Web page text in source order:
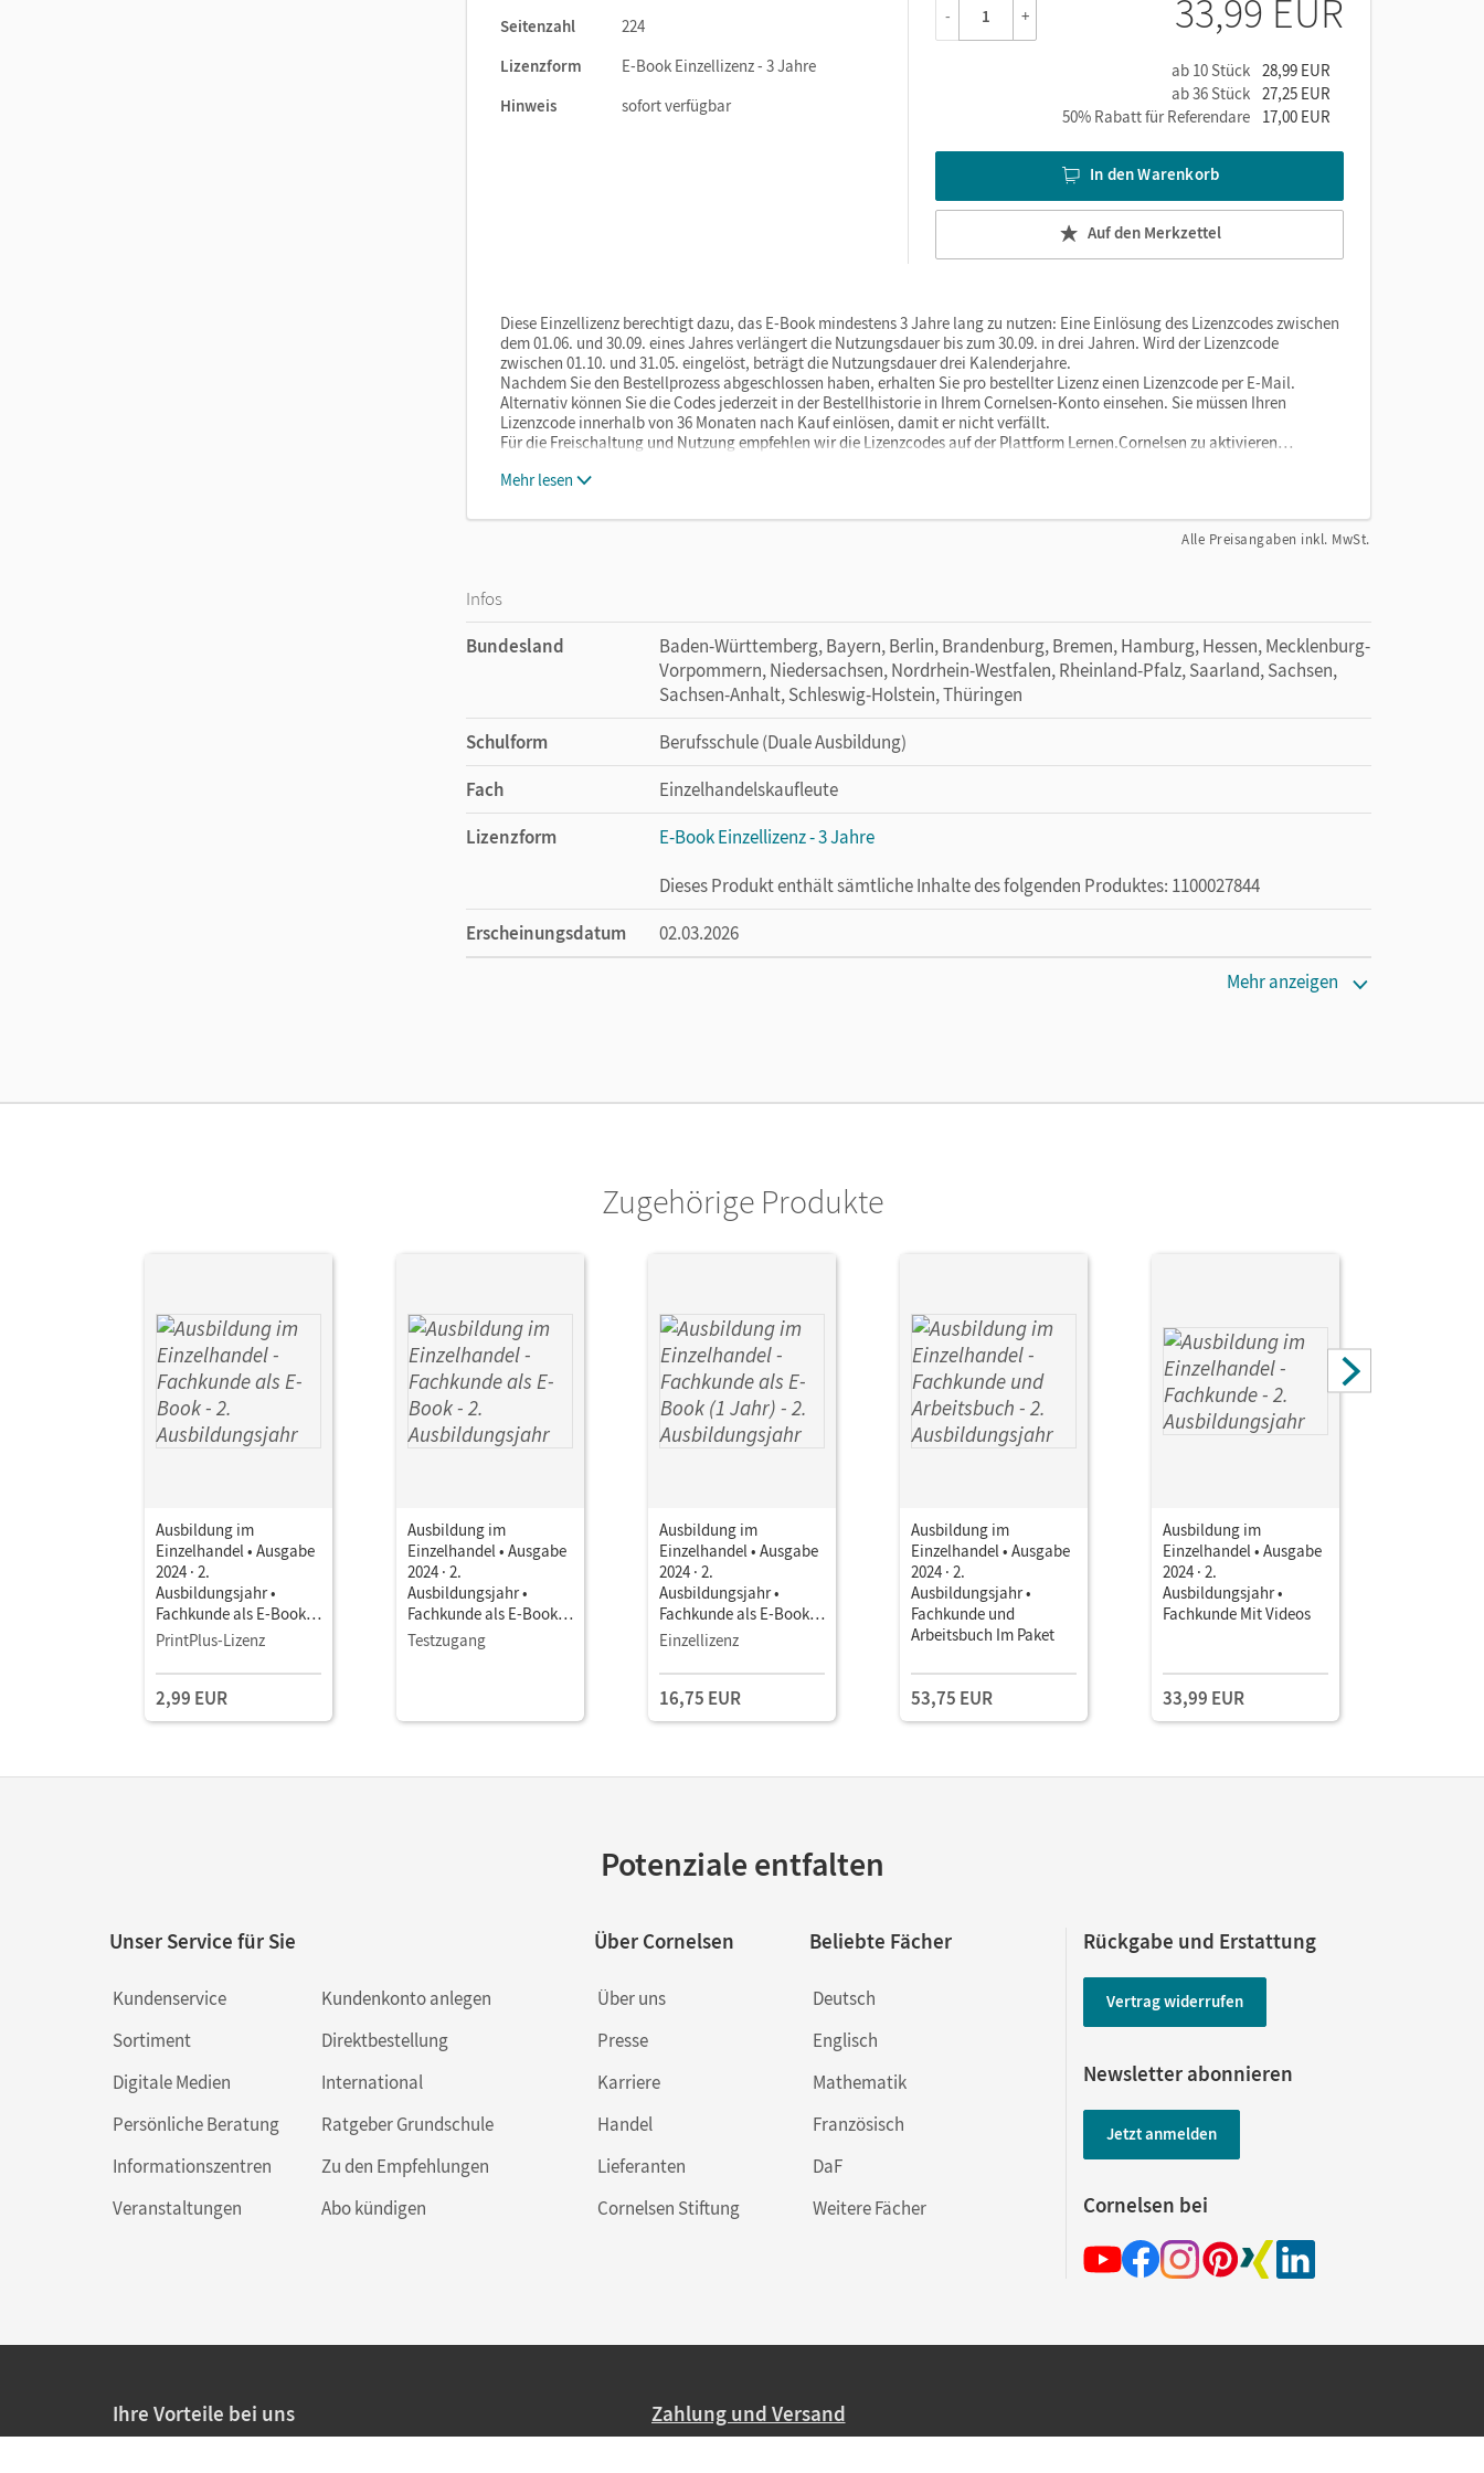
Seitenzahl
224
Lizenzform
E-Book Einzellizenz - 3 Jahre
Hinweis
sofort verfügbar
- + 33,99 EUR
ab 10 Stück 28,99 EUR
ab 36 Stück 27,25 EUR
50% Rabatt für Referendare
17,00 EUR
In den Warenkorb
Auf den Merkzettel
Diese Einzellizenz berechtigt dazu, das E-Book mindestens 3 Jahre lang zu nutzen: Eine Einlösung des Lizenzcodes zwischen
dem 01.06. und 30.09. eines Jahres verlängert die Nutzungsdauer bis zum 30.09. in drei Jahren. Wird der Lizenzcode
zwischen 01.10. und 31.05. eingelöst, beträgt die Nutzungsdauer drei Kalenderjahre.
Nachdem Sie den Bestellprozess abgeschlossen haben, erhalten Sie pro bestellter Lizenz einen Lizenzcode per E-Mail.
Alternativ können Sie die Codes jederzeit in der Bestellhistorie in Ihrem Cornelsen-Konto einsehen. Sie müssen Ihren
Lizenzcode innerhalb von 36 Monaten nach Kauf einlösen, damit er nicht verfällt.
Für die Freischaltung und Nutzung empfehlen wir die Lizenzcodes auf der Plattform Lernen.Cornelsen zu aktivieren…
Mehr lesen
Alle Preisangaben inkl. MwSt.
Infos
Bundesland
Baden-Württemberg, Bayern, Berlin, Brandenburg, Bremen, Hamburg, Hessen, Mecklenburg-
Vorpommern, Niedersachsen, Nordrhein-Westfalen, Rheinland-Pfalz, Saarland, Sachsen,
Sachsen-Anhalt, Schleswig-Holstein, Thüringen
Schulform
Berufsschule (Duale Ausbildung)
Fach
Einzelhandelskaufleute
Lizenzform
E-Book Einzellizenz - 3 Jahre
Dieses Produkt enthält sämtliche Inhalte des folgenden Produktes: 1100027844
Erscheinungsdatum
02.03.2026
Die geeignete Lizenz für Lehrkräfte, Schulen oder Privatpersonen, die nur mit dem E-Book
Autor/-in
Simons-Kövér, Claudia; Piek, Michael; Otte, Klaus; Kost, Antje; Fritz, Christian; Pütz, Roswitha
Mehr anzeigen
Zugehörige Produkte
Ausbildung im
Einzelhandel • Ausgabe
2024 · 2.
Ausbildungsjahr •
Fachkunde als E-Book
Mit Medien
PrintPlus-Lizenz
2,99 EUR
Ausbildung im
Einzelhandel • Ausgabe
2024 · 2.
Ausbildungsjahr •
Fachkunde als E-Book
Mit Medien
Testzugang
Ausbildung im
Einzelhandel • Ausgabe
2024 · 2.
Ausbildungsjahr •
Fachkunde als E-Book
(1 Jahr) Mit Medien
Einzellizenz
16,75 EUR
Ausbildung im
Einzelhandel • Ausgabe
2024 · 2.
Ausbildungsjahr •
Fachkunde und
Arbeitsbuch Im Paket
53,75 EUR
Ausbildung im
Einzelhandel • Ausgabe
2024 · 2.
Ausbildungsjahr •
Fachkunde Mit Videos
33,99 EUR
Potenziale entfalten
Unser Service für Sie
Kundenservice
Sortiment
Digitale Medien
Persönliche Beratung
Informationszentren
Veranstaltungen
Kundenkonto anlegen
Direktbestellung
International
Ratgeber Grundschule
Zu den Empfehlungen
Abo kündigen
Über Cornelsen
Über uns
Presse
Karriere
Handel
Lieferanten
Cornelsen Stiftung
Beliebte Fächer
Deutsch
Englisch
Mathematik
Französisch
DaF
Weitere Fächer
Rückgabe und Erstattung
Vertrag widerrufen
Newsletter abonnieren
Jetzt anmelden
Cornelsen bei
Ihre Vorteile bei uns Zahlung und Versand